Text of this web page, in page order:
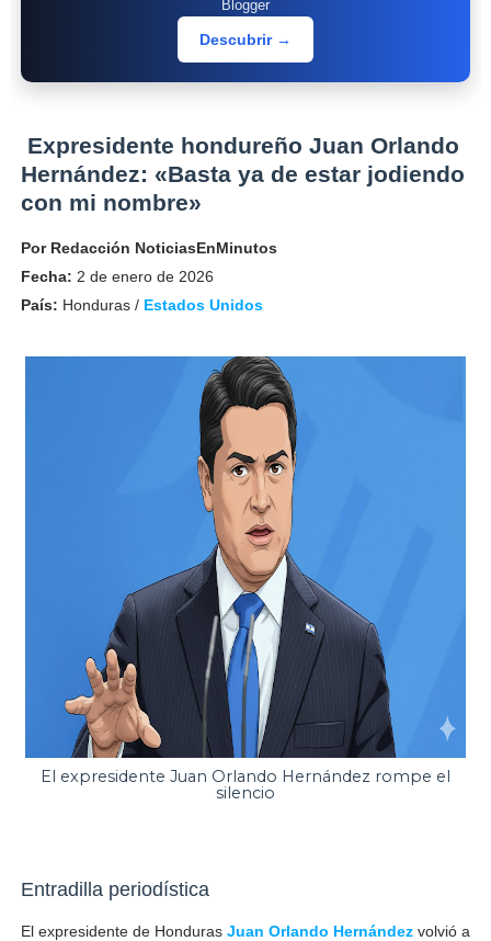
Blogger
Descubrir →
Expresidente hondureño Juan Orlando
Hernández: «Basta ya de estar jodiendo
con mi nombre»
Por Redacción NoticiasEnMinutos
Fecha: 2 de enero de 2026
País: Honduras / Estados Unidos
El expresidente Juan Orlando Hernández rompe el
silencio
Entradilla periodística
El expresidente de Honduras Juan Orlando Hernándezvolvió a